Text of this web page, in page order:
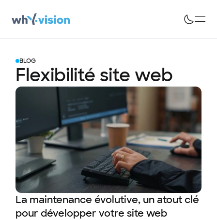
BLOG
Flexibilité site web
La maintenance évolutive, un atout clé
pour développer votre site web